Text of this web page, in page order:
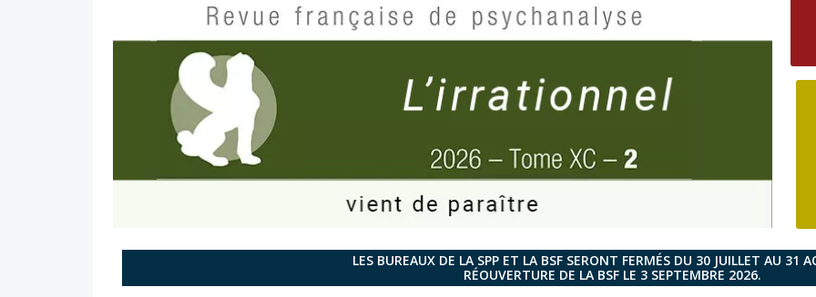
LES BUREAUX DE LA SPP ET LA BSF SERONT FERMÉS DU 30 JUILLET AU 31
RÉOUVERTURE DE LA BSF LE 3 SEPTEMBRE 2026.